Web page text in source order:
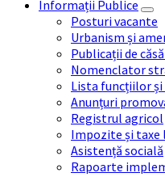
Informații Publice
Posturi vacante
Urbanism și
Publicații de
Nomenclator
Lista funcțiilor
Anunțuri
Registrul agricol
Impozite și taxe
Asistență socială
Rapoarte